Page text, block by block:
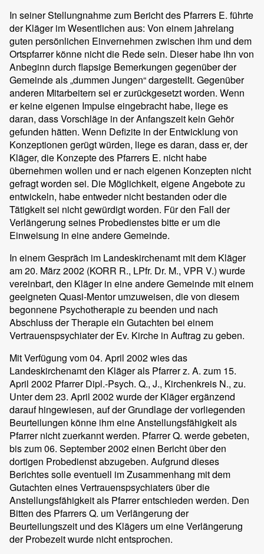
In seiner Stellungnahme zum Bericht des Pfarrers E. führte
der Kläger im Wesentlichen aus: Von einem jahrelang
guten persönlichen Einvernehmen zwischen ihm und dem
Ortspfarrer könne nicht die Rede sein. Dieser habe ihn von
Anbeginn durch flapsige Bemerkungen gegenüber der
Gemeinde als „dummen Jungen“ dargestellt. Gegenüber
anderen Mitarbeitern sei er zurückgesetzt worden. Wenn
er keine eigenen Impulse eingebracht habe, liege es
daran, dass Vorschläge in der Anfangszeit kein Gehör
gefunden hätten. Wenn Defizite in der Entwicklung von
Konzeptionen gerügt würden, liege es daran, dass er, der
Kläger, die Konzepte des Pfarrers E. nicht habe
übernehmen wollen und er nach eigenen Konzepten nicht
gefragt worden sei. Die Möglichkeit, eigene Angebote zu
entwickeln, habe entweder nicht bestanden oder die
Tätigkeit sei nicht gewürdigt worden. Für den Fall der
Verlängerung seines Probedienstes bitte er um die
Einweisung in eine andere Gemeinde.
In einem Gespräch im Landeskirchenamt mit dem Kläger
am 20. März 2002 (KORR R., LPfr. Dr. M., VPR V.) wurde
vereinbart, den Kläger in eine andere Gemeinde mit einem
geeigneten Quasi-Mentor umzuweisen, die von diesem
begonnene Psychotherapie zu beenden und nach
Abschluss der Therapie ein Gutachten bei einem
Vertrauenspsychiater der Ev. Kirche in Auftrag zu geben.
Mit Verfügung vom 04. April 2002 wies das
Landeskirchenamt den Kläger als Pfarrer z. A. zum 15.
April 2002 Pfarrer Dipl.-Psych. Q., J., Kirchenkreis N., zu.
Unter dem 23. April 2002 wurde der Kläger ergänzend
darauf hingewiesen, auf der Grundlage der vorliegenden
Beurteilungen könne ihm eine Anstellungsfähigkeit als
Pfarrer nicht zuerkannt werden. Pfarrer Q. werde gebeten,
bis zum 06. September 2002 einen Bericht über den
dortigen Probedienst abzugeben. Aufgrund dieses
Berichtes solle eventuell im Zusammenhang mit dem
Gutachten eines Vertrauenspsychiaters über die
Anstellungsfähigkeit als Pfarrer entschieden werden. Den
Bitten des Pfarrers Q. um Verlängerung der
Beurteilungszeit und des Klägers um eine Verlängerung
der Probezeit wurde nicht entsprochen.